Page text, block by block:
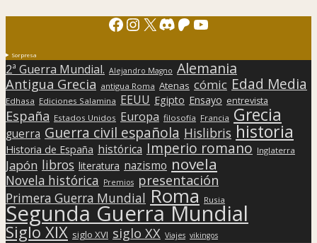
Facebook
Instagram
X Discord
Patreon
YouTube
Sorpresa
2ª Guerra Mundial. Alejandro Magno Alemania
Antigua Grecia antigua Roma Atenas cómic Edad Media
Edhasa Ediciones Salamina EEUU Egipto Ensayo entrevista
España Estados Unidos Europa filosofía Francia Grecia
guerra Guerra civil española Hislibris historia
Historia de España histórica Imperio romano Inglaterra
Japón libros literatura nazismo novela
Novela histórica Premios presentación
Primera Guerra Mundial Roma Rusia
Segunda Guerra Mundial
Siglo XIX siglo XVI siglo XX Viajes vikingos